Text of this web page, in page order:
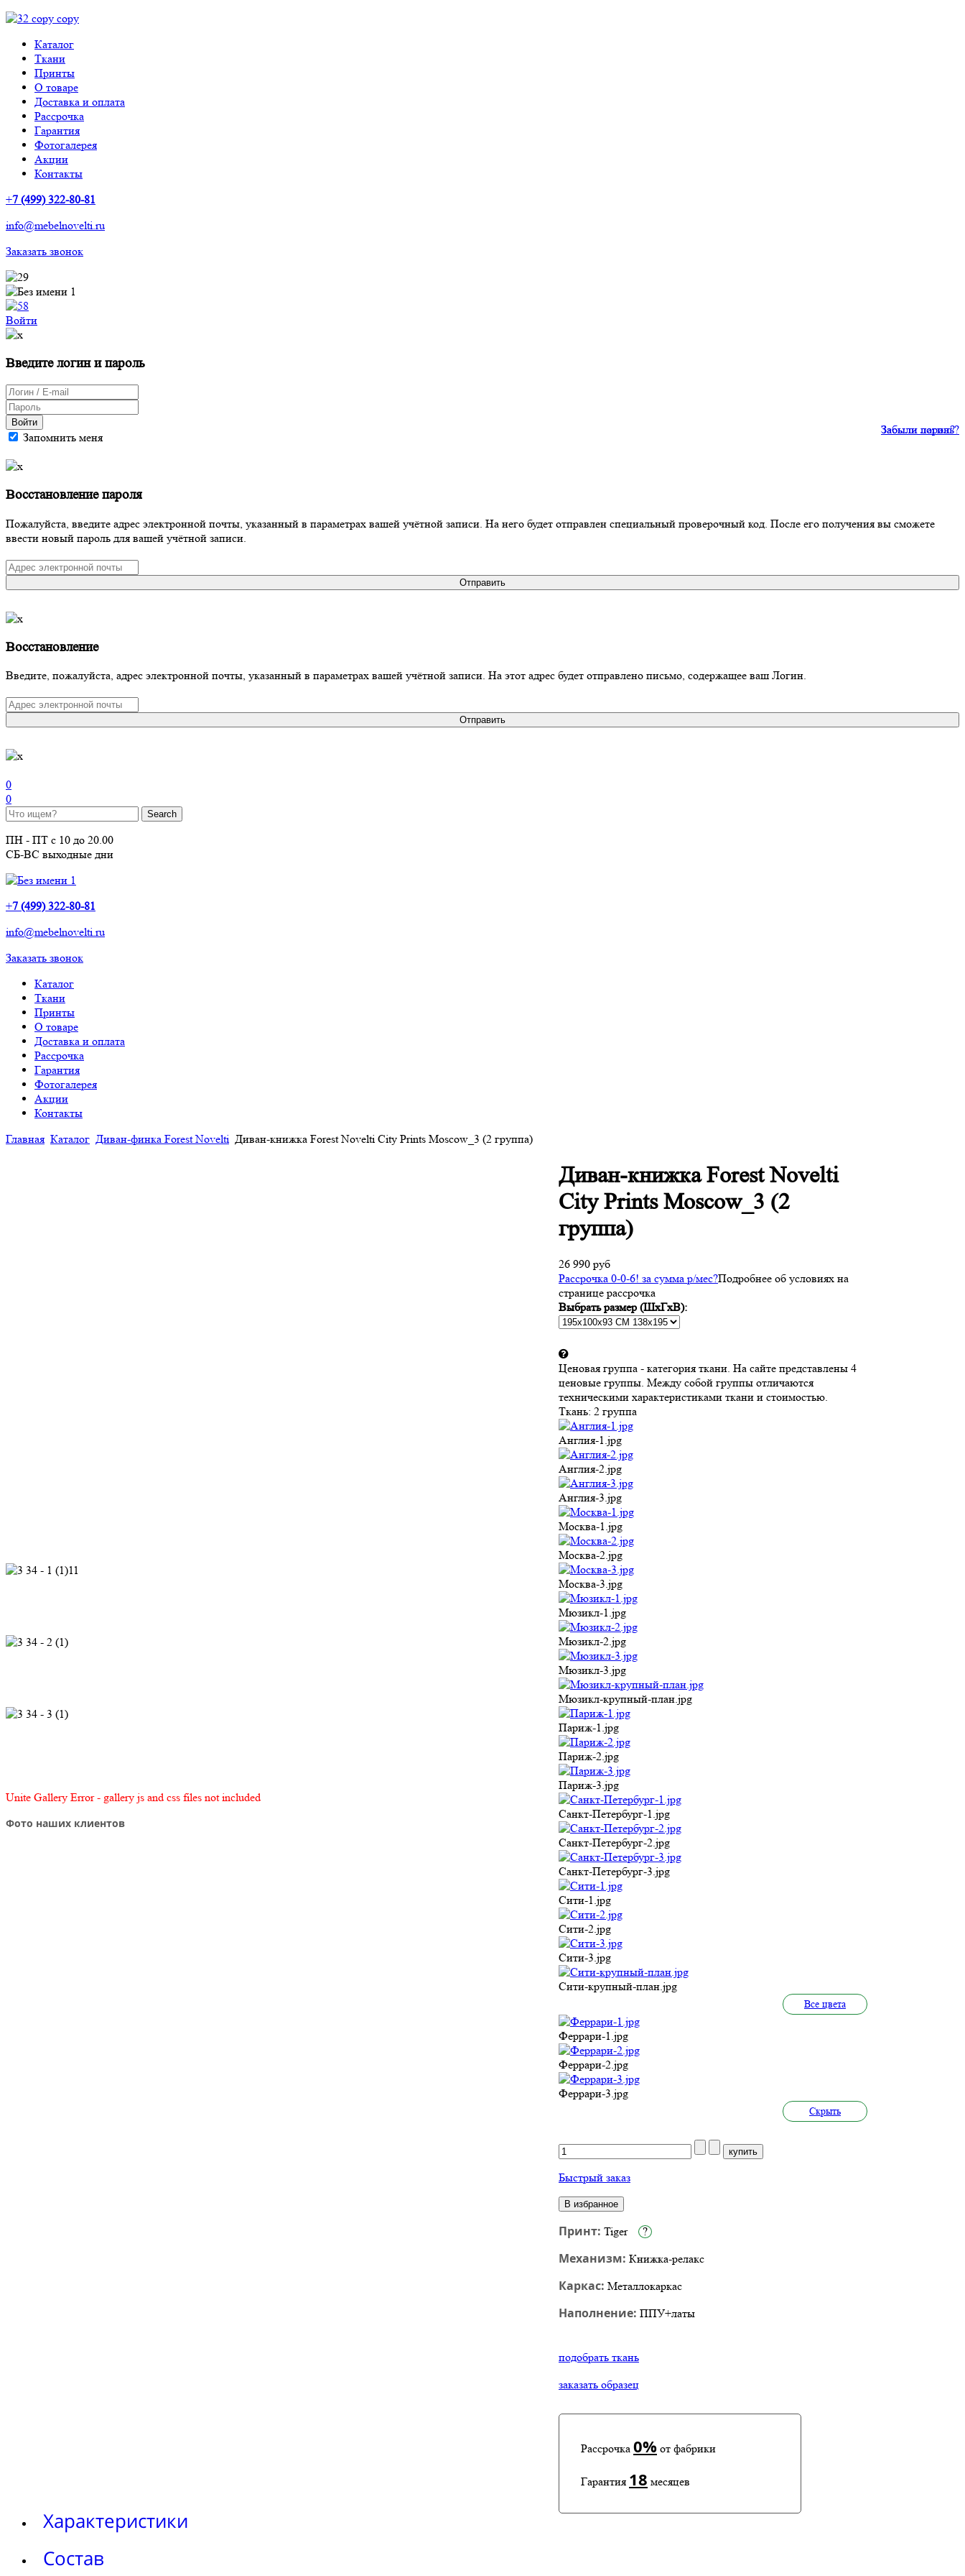
Каталог
Ткани
Принты
О товаре
Доставка и оплата
Рассрочка
Гарантия
Фотогалерея
Акции
Контакты
+7 (499) 322-80-81
info@mebelnovelti.ru
Заказать звонок
Войти
Введите логин и пароль
Войти
Запомнить меня
Забыли пароль?
Забыли логин?
Восстановление пароля
Пожалуйста, введите адрес электронной почты, указанный в параметрах вашей учётной записи. На него будет отправлен специальный проверочный код. После его получения вы сможете
ввести новый пароль для вашей учётной записи.
Отправить
Восстановление
Введите, пожалуйста, адрес электронной почты, указанный в параметрах вашей учётной записи. На этот адрес будет отправлено письмо, содержащее ваш Логин.
Отправить
0
0
ПН - ПТ с 10 до 20.00
СБ-ВС выходные дни
+7 (499) 322-80-81
info@mebelnovelti.ru
Заказать звонок
Каталог
Ткани
Принты
О товаре
Доставка и оплата
Рассрочка
Гарантия
Фотогалерея
Акции
Контакты
Главная Каталог Диван-финка Forest Novelti Диван-книжка Forest Novelti City Prints Moscow_3 (2 группа)
Unite Gallery Error - gallery js and css files not included
Фото наших клиентов
Диван-книжка Forest Novelti
City Prints Moscow_3 (2
группа)
26 990 руб
Рассрочка 0-0-6! за сумма р/мес?Подробнее об условиях на
странице рассрочка
Выбрать размер (ШхГхВ):
Ценовая группа - категория ткани. На сайте представлены 4
ценовые группы. Между собой группы отличаются
техническими характеристиками ткани и стоимостью.
Ткань: 2 группа
Англия-1.jpg
Англия-2.jpg
Англия-3.jpg
Москва-1.jpg
Москва-2.jpg
Москва-3.jpg
Мюзикл-1.jpg
Мюзикл-2.jpg
Мюзикл-3.jpg
Мюзикл-крупный-план.jpg
Париж-1.jpg
Париж-2.jpg
Париж-3.jpg
Санкт-Петербург-1.jpg
Санкт-Петербург-2.jpg
Санкт-Петербург-3.jpg
Сити-1.jpg
Сити-2.jpg
Сити-3.jpg
Сити-крупный-план.jpg
Все цвета
Феррари-1.jpg
Феррари-2.jpg
Феррари-3.jpg
Cкрыть
Быстрый заказ
В избранное
Принт: Tiger ?
Механизм: Книжка-релакс
Каркас: Металлокаркас
Наполнение: ППУ+латы
подобрать ткань
заказать образец
Рассрочка 0% от фабрики
Гарантия 18 месяцев
Характеристики
Состав